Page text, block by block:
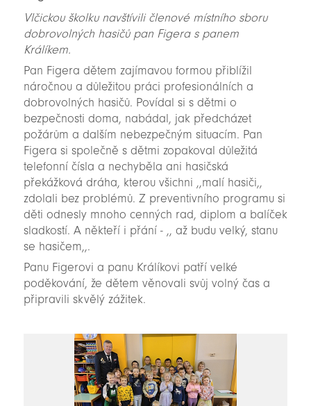
Vlčickou školku navštívili členové místního sboru
dobrovolných hasičů pan Figera s panem
Králíkem.
Pan Figera dětem zajímavou formou přiblížil
náročnou a důležitou práci profesionálních a
dobrovolných hasičů. Povídal si s dětmi o
bezpečnosti doma, nabádal, jak předcházet
požárům a dalším nebezpečným situacím. Pan
Figera si společně s dětmi zopakoval důležitá
telefonní čísla a nechyběla ani hasičská
překážková dráha, kterou všichni ,,malí hasiči,,
zdolali bez problémů. Z preventivního programu si
děti odnesly mnoho cenných rad, diplom a balíček
sladkostí. A někteří i přání - ,, až budu velký, stanu
se hasičem,,.
Panu Figerovi a panu Králíkovi patří velké
poděkování, že dětem věnovali svůj volný čas a
připravili skvělý zážitek.